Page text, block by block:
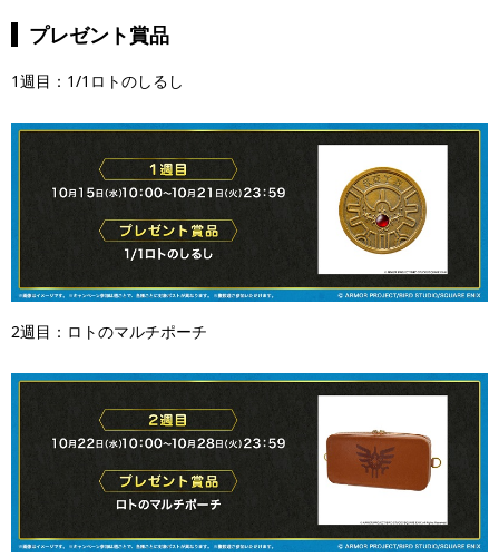
プレゼント賞品
1週目：1/1ロトのしるし
2週目：ロトのマルチポーチ